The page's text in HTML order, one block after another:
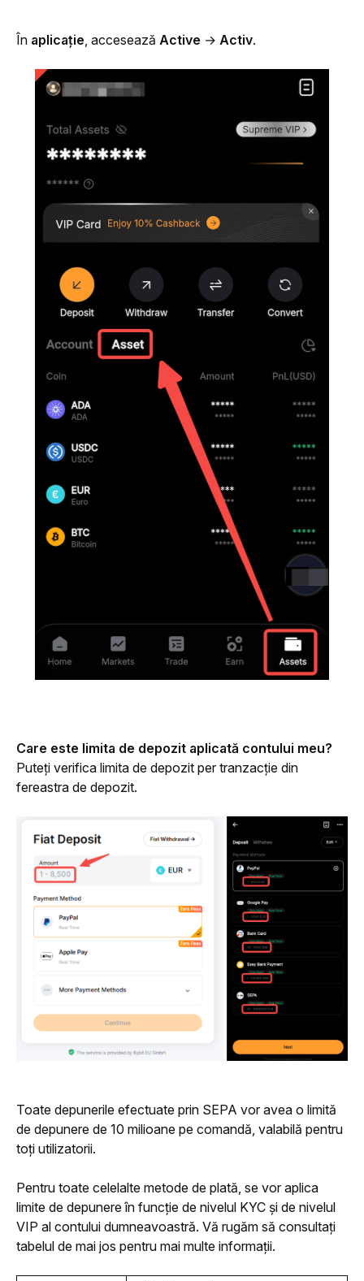
În aplicație, accesează Active → Activ.
Care este limita de depozit aplicată contului meu?
Puteți verifica limita de depozit per tranzacție din
fereastra de depozit.
Toate depunerile efectuate prin SEPA vor avea o limită
de depunere de 10 milioane pe comandă, valabilă pentru
toți utilizatorii.
Pentru toate celelalte metode de plată, se vor aplica
limite de depunere în funcție de nivelul KYC și de nivelul
VIP al contului dumneavoastră. Vă rugăm să consultați
tabelul de mai jos pentru mai multe informații.